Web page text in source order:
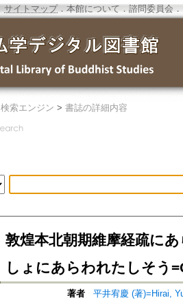
サイトマップ．本館について ． 諮問委員会 ．
検索エンジン > 書誌の詳細内容
敦煌本北朝期維摩経疏に
しょにあらわれたしそ
著者
平井宥慶 (著)=Hirai,